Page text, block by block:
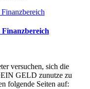
versuchen, sich die
GELD zunutze zu
folgende Seiten auf: